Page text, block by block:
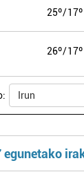
25º 17º
26º 17º
Irun
egunetako